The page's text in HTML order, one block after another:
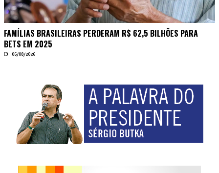
FAMÍLIAS BRASILEIRAS PERDERAM R$ 62,5 BILHÕES PARA
BETS EM 2025
06/08/2026